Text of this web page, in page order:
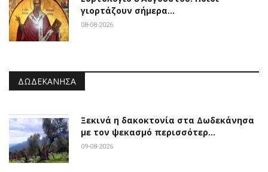
γιορτάζουν σήμερα…
08-08-2026
ΔΩΔΕΚΆΝΗΣΑ
Ξεκινά η δακοκτονία στα Δωδεκάνησα
με τον ψεκασμό περισσότερ…
09-08-2026